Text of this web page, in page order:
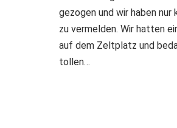
gezogen und wir haben nur
zu vermelden. Wir hatten
auf dem Zeltplatz und
tollen…